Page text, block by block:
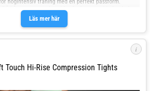
Läs mer här
högintensiv träning med en perfekt passform.
i återvunnen polyamid och elastan, erbjuder de bra
Den V-formade midjeresåren har en praktisk innerficka
små föremål. Meshdetaljer på benens baksida ger
varma förhållanden, vilket gör dessa tights till ett
10% Elastan
i
Touch Hi-Rise Compression Tights